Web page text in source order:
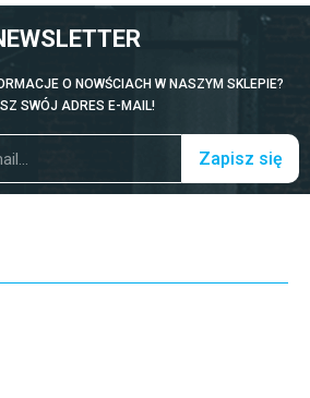
O NOWŚCIACH W NASZYM SKLEPIE?
SWÓJ ADRES E-MAIL!
Zapisz się